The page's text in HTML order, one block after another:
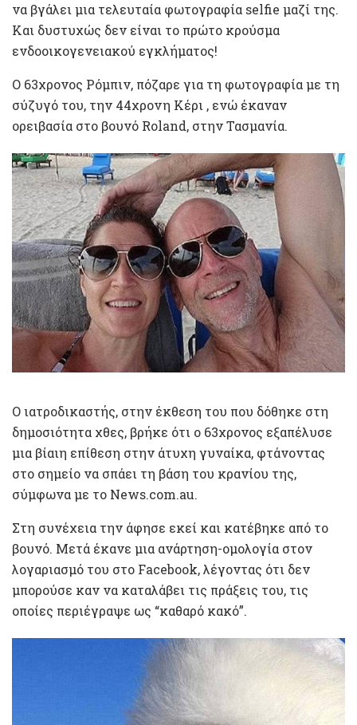
να βγάλει μια τελευταία φωτογραφία selfie μαζί της.
Και δυστυχώς δεν είναι το πρώτο κρούσμα
ενδοοικογενειακού εγκλήματος!
Ο 63χρονος Ρόμπιν, πόζαρε για τη φωτογραφία με τη
σύζυγό του, την 44χρονη Κέρι , ενώ έκαναν
ορειβασία στο βουνό Roland, στην Τασμανία.
Ο ιατροδικαστής, στην έκθεση του που δόθηκε στη
δημοσιότητα χθες, βρήκε ότι ο 63χρονος εξαπέλυσε
μια βίαιη επίθεση στην άτυχη γυναίκα, φτάνοντας
στο σημείο να σπάει τη βάση του κρανίου της,
σύμφωνα με το News.com.au.
Στη συνέχεια την άφησε εκεί και κατέβηκε από το
βουνό. Μετά έκανε μια ανάρτηση-ομολογία στον
λογαριασμό του στο Facebook, λέγοντας ότι δεν
μπορούσε καν να καταλάβει τις πράξεις του, τις
οποίες περιέγραψε ως “καθαρό κακό”.